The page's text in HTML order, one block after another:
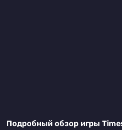
Подробный обзор игры